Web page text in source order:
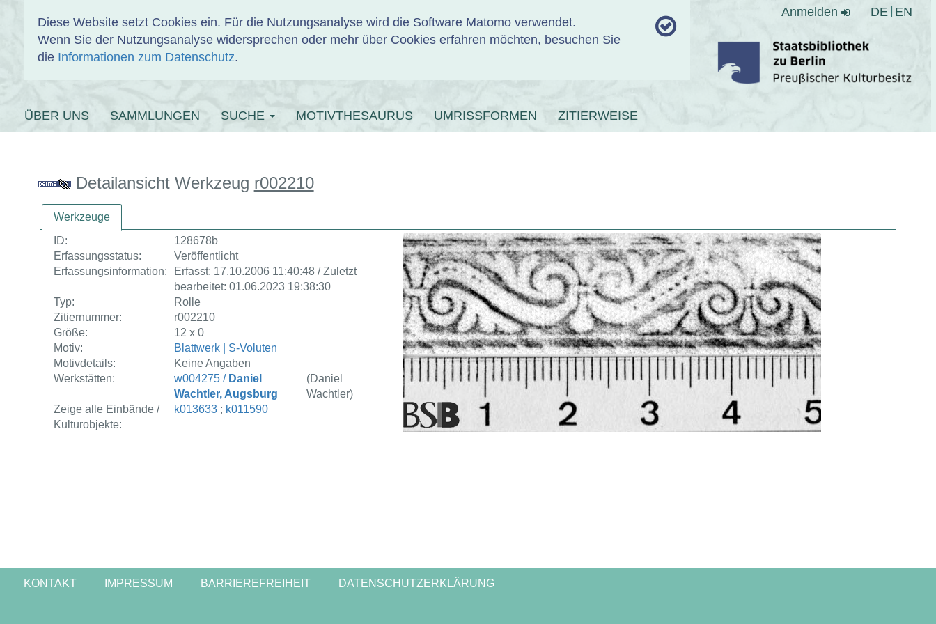
Diese Website setzt Cookies ein. Für die Nutzungsanalyse wird die Software Matomo verwendet.
Wenn Sie der Nutzungsanalyse widersprechen oder mehr über Cookies erfahren möchten, besuchen Sie
die Informationen zum Datenschutz.
Anmelden DE EN
EINBANDDATENBANK
ÜBER UNS SAMMLUNGEN SUCHE MOTIVTHESAURUS UMRISSFORMEN ZITIERWEISE
Detailansicht Werkzeug r002210
Werkzeuge
ID:
128678b
Erfassungsstatus:
Veröffentlicht
Erfassungsinformation:
Erfasst: 17.10.2006 11:40:48 / Zuletzt
bearbeitet: 01.06.2023 19:38:30
Typ:
Rolle
Zitiernummer:
r002210
Größe:
12 x 0
Motiv:
Blattwerk | S-Voluten
Motivdetails:
Keine Angaben
Werkstätten:
w004275 / Daniel
Wachtler, Augsburg
(Daniel
Wachtler)
Zeige alle Einbände /
Kulturobjekte:
k013633; k011590
KONTAKT IMPRESSUM BARRIEREFREIHEIT DATENSCHUTZERKLÄRUNG